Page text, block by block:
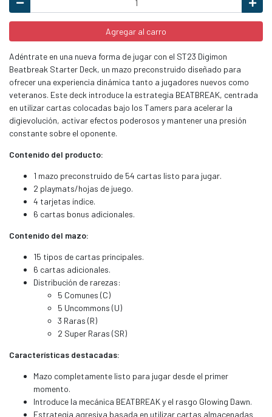
Agregar al carro
Adéntrate en una nueva forma de jugar con el ST23 Digimon
Beatbreak Starter Deck, un mazo preconstruido diseñado para
ofrecer una experiencia dinámica tanto a jugadores nuevos como
veteranos. Este deck introduce la estrategia BEATBREAK, centrada
en utilizar cartas colocadas bajo los Tamers para acelerar la
digievolución, activar efectos poderosos y mantener una presión
constante sobre el oponente.
Contenido del producto:
1 mazo preconstruido de 54 cartas listo para jugar.
2 playmats/hojas de juego.
4 tarjetas índice.
6 cartas bonus adicionales.
Contenido del mazo:
15 tipos de cartas principales.
6 cartas adicionales.
Distribución de rarezas:
5 Comunes (C)
5 Uncommons (U)
3 Raras (R)
2 Super Raras (SR)
Características destacadas:
Mazo completamente listo para jugar desde el primer
momento.
Introduce la mecánica BEATBREAK y el rasgo Glowing Dawn.
Estrategia agresiva basada en utilizar cartas almacenadas